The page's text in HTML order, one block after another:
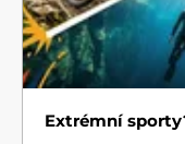
Extrémní